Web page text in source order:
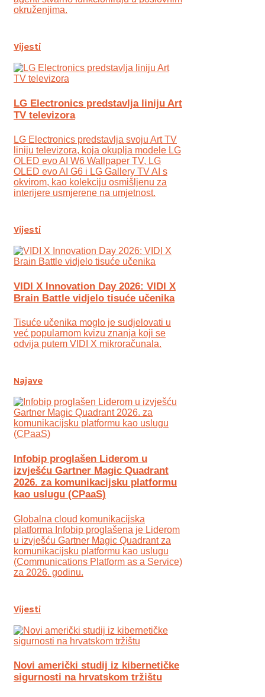
okruženjima.
Vijesti
LG Electronics predstavlja liniju Art
TV televizora
LG Electronics predstavlja svoju Art TV
liniju televizora, koja okuplja modele LG
OLED evo AI W6 Wallpaper TV, LG
OLED evo AI G6 i LG Gallery TV AI s
okvirom, kao kolekciju osmišljenu za
interijere usmjerene na umjetnost.
Vijesti
VIDI X Innovation Day 2026: VIDI X
Brain Battle vidjelo tisuće učenika
Tisuće učenika moglo je sudjelovati u
već popularnom kvizu znanja koji se
odvija putem VIDI X mikroračunala.
Najave
Infobip proglašen Liderom u
izvješću Gartner Magic Quadrant
2026. za komunikacijsku platformu
kao uslugu (CPaaS)
Globalna cloud komunikacijska
platforma Infobip proglašena je Liderom
u izvješću Gartner Magic Quadrant za
komunikacijsku platformu kao uslugu
(Communications Platform as a Service)
za 2026. godinu.
Vijesti
Novi američki studij iz kibernetičke
sigurnosti na hrvatskom tržištu